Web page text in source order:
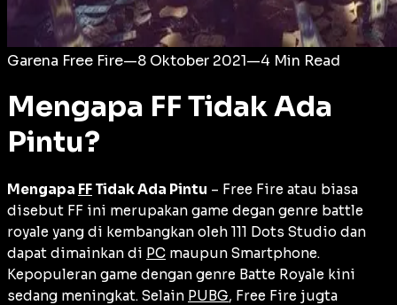
Garena Free Fire—8 Oktober 2021—4 Min Read
Mengapa FF Tidak Ada
Pintu?
Mengapa FF Tidak Ada Pintu – Free Fire atau biasa
disebut FF ini merupakan game degan genre battle
royale yang di kembangkan oleh 111 Dots Studio dan
dapat dimainkan di PC maupun Smartphone.
Kepopuleran game dengan genre Batte Royale kini
sedang meningkat. Selain PUBG, Free Fire jugta